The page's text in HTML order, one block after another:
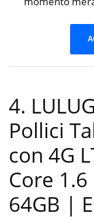
4.
Pollici
con 4G
Core
64GB |